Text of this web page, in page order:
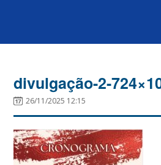
divulgação-2-
26/11/2025 12:15